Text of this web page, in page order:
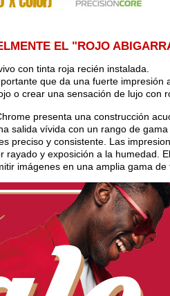
EL "ROJO
con tinta roja recién instalada.
que da una fuerte
o crear una sensación de lujo con
presenta una construcción
salida vívida con un rango de
preciso y consistente. Las
rayado y exposición a la humedad.
imágenes en una amplia gama de